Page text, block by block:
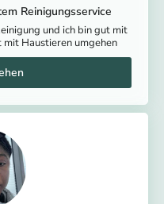
Reinigungsservice
und ich bin gut mit
mit Haustieren umgehen